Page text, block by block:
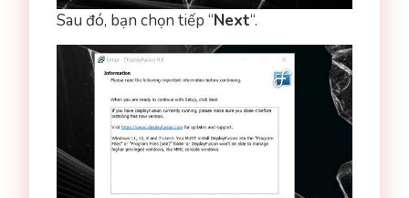
Sau đó, bạn chọn tiếp “Next“.